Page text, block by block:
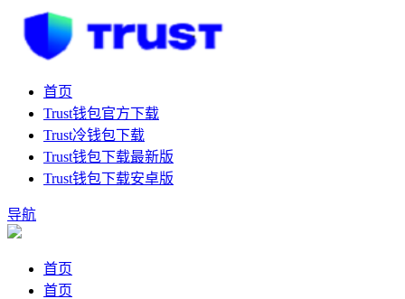
首页
Trust钱包官方下载
Trust冷钱包下载
Trust钱包下载最新版
Trust钱包下载安卓版
导航
首页
首页